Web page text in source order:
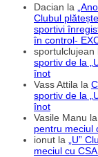
Dacian la
Clubul
sportivi
în control-
sportulclujean
sportiv de la
înot
Vass Attila la
sportiv de la
înot
Vasile Manu la
pentru meciul
ionut la
„U”
meciul cu